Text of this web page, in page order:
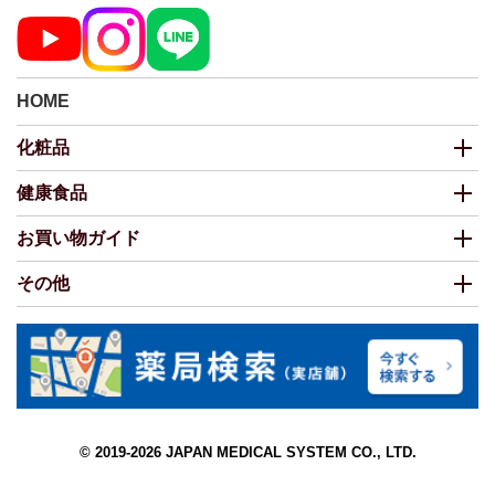
HOME
化粧品
健康食品
お買い物ガイド
その他
© 2019-2026 JAPAN MEDICAL SYSTEM CO., LTD.